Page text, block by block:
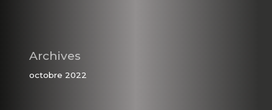
Archives
octobre 2022